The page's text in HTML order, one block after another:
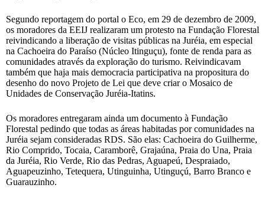
Segundo reportagem do portal o Eco, em 29 de dezembro de 2009,
os moradores da EEIJ realizaram um protesto na Fundação Florestal
reivindicando a liberação de visitas públicas na Juréia, em especial
na Cachoeira do Paraíso (Núcleo Itinguçu), fonte de renda para as
comunidades através da exploração do turismo. Reivindicavam
também que haja mais democracia participativa na propositura do
desenho do novo Projeto de Lei que deve criar o Mosaico de
Unidades de Conservação Juréia-Itatins.
Os moradores entregaram ainda um documento à Fundação
Florestal pedindo que todas as áreas habitadas por comunidades na
Juréia sejam consideradas RDS. São elas: Cachoeira do Guilherme,
Rio Comprido, Tocaia, Caramborê, Grajaúna, Praia do Una, Praia
da Juréia, Rio Verde, Rio das Pedras, Aguapeú, Despraiado,
Aguapeuzinho, Tetequera, Utinguinha, Utinguçú, Barro Branco e
Guarauzinho.